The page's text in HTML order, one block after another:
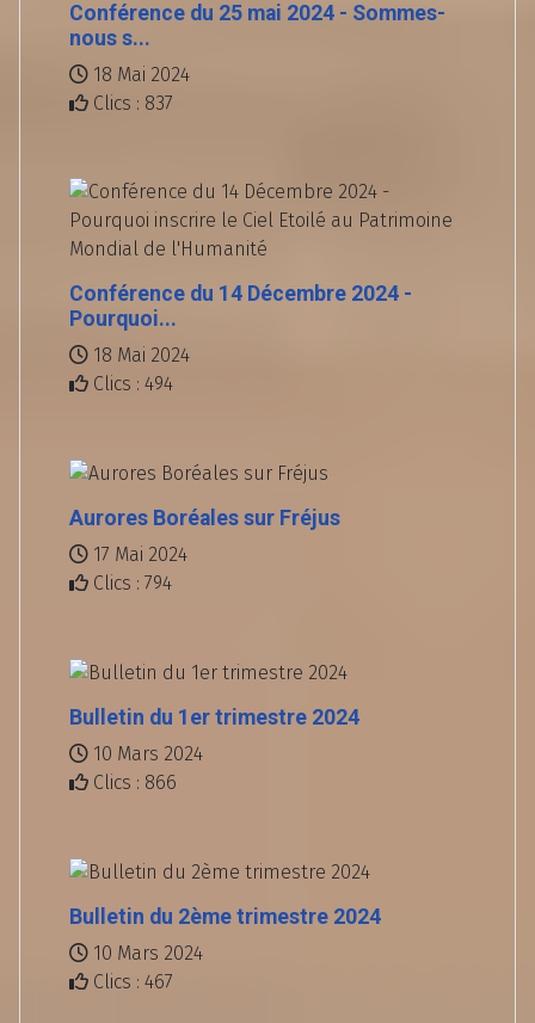
Conférence du 25 mai 2024 - Sommes-
nous s...
18 Mai 2024
Clics : 837
Conférence du 14 Décembre 2024 -
Pourquoi...
18 Mai 2024
Clics : 494
Aurores Boréales sur Fréjus
17 Mai 2024
Clics : 794
Bulletin du 1er trimestre 2024
10 Mars 2024
Clics : 866
Bulletin du 2ème trimestre 2024
10 Mars 2024
Clics : 467